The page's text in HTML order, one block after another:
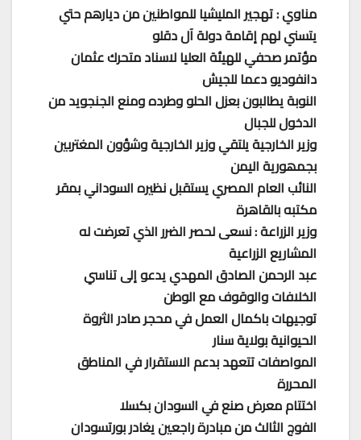
مناوي : تهجير المليشيا للمواطنين من ديارهم حتي
يتسني لهم إقامة دولة آل دقلو
مؤتمر صحفي للهيئة العليا لاسناد متحرك عثمان
دانفوديو دعما للجيش
النوبة يطالبون بعزل الحلو وطرده ومنع الجنجويد من
الدخول للجبال
وزير الخارجية يلتقي وزير الخارجية وشؤون المغتربين
بجمھورية اليمن
النائب العام المصري يستقبل نظيره السوداني بمقر
مكتبه بالقاهرة
وزير الزراعة : نسعى لحصر الضرر الذي تعرضت له
المشاريع الزراعية
عبد الرحمن الصادق المهدي يدعو إلى تناسي
الخلافات والوقوف مع الوطن
توجيهات باكمال العمل في محجر صادر الثروة
الحيوانية بولاية سنار
المواصفات تتعهد بدعم الاستقرار في المناطق
المحررة
اختتام معرض صنع في السودان بكسلا
الفوج الثالث من مبادرة راجعين يغادر بورتسودان